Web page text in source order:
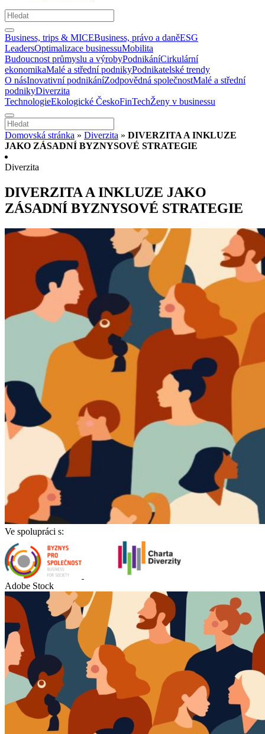
Business, trips & MICEBusiness, právo a daněESG
LeadersOptimalizace businessuMobilita
Budoucnost průmyslu a výrobyPodnikáníCirkulární
ekonomikaMalé a střední podnikyPodnikatelské trendy
O násInovativní podnikáníZodpovědná společnostMalé a střední
podnikyDiverzita
TechnologieEkologické ČeskoFinTechŽeny v businessu
Domovská stránka » Diverzita » DIVERZITA A INKLUZE
JAKO ZÁSADNÍ BYZNYSOVÉ STRATEGIE
Diverzita
DIVERZITA A INKLUZE JAKO
ZÁSADNÍ BYZNYSOVÉ STRATEGIE
Ve spolupráci s:
Adobe Stock